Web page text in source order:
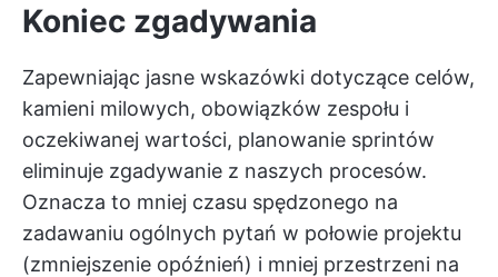
Koniec zgadywania
Zapewniając jasne wskazówki dotyczące celów,
kamieni milowych, obowiązków zespołu i
oczekiwanej wartości, planowanie sprintów
eliminuje zgadywanie z naszych procesów.
Oznacza to mniej czasu spędzonego na
zadawaniu ogólnych pytań w połowie projektu
(zmniejszenie opóźnień) i mniej przestrzeni na